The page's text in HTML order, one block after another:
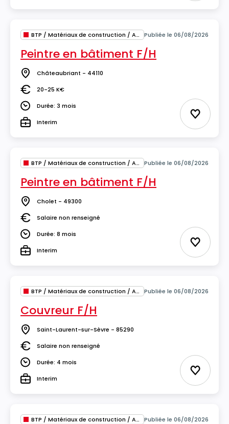
BTP / Matériaux de construction / Architecture Publiée le 06/08/2026
Peintre en bâtiment F/H
Lieu Châteaubriant - 44110
Salaire20-25 K€
DuréeDurée: 3 mois
TypeInterim Ajouter
BTP / Matériaux de construction / Architecture Publiée le 06/08/2026
Peintre en bâtiment F/H
Lieu Cholet - 49300
SalaireSalaire non renseigné
DuréeDurée: 8 mois
TypeInterim Ajouter
BTP / Matériaux de construction / Architecture Publiée le 06/08/2026
Couvreur F/H
Lieu Saint-Laurent-sur-Sèvre - 85290
SalaireSalaire non renseigné
DuréeDurée: 4 mois
TypeInterim Ajouter
BTP / Matériaux de construction / Architecture Publiée le 06/08/2026